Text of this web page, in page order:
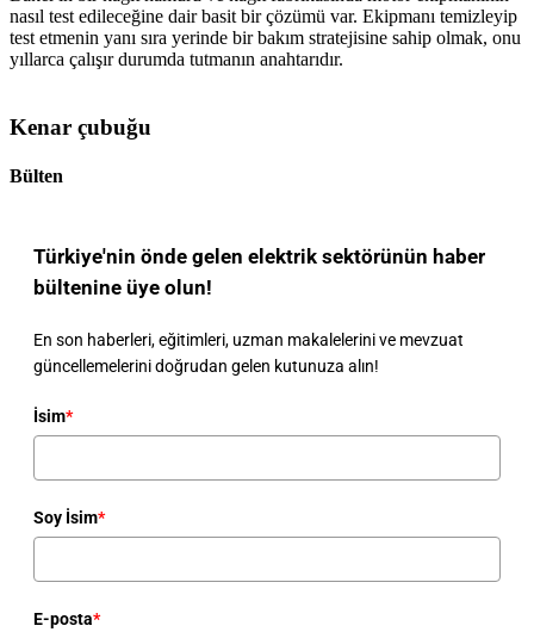
nasıl test edileceğine dair basit bir çözümü var. Ekipmanı temizleyip
test etmenin yanı sıra yerinde bir bakım stratejisine sahip olmak, onu
yıllarca çalışır durumda tutmanın anahtarıdır.
Kenar çubuğu
Bülten
Türkiye'nin önde gelen elektrik sektörünün haber
bültenine üye olun!
En son haberleri, eğitimleri, uzman makalelerini ve mevzuat
güncellemelerini doğrudan gelen kutunuza alın!
İsim*
Soy İsim*
E-posta*